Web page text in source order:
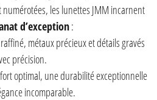
les lunettes JMM incarnent
d’exception:
métaux précieux et détails gravés
précision.
optimal, une durabilité exceptionnelle
incomparable.